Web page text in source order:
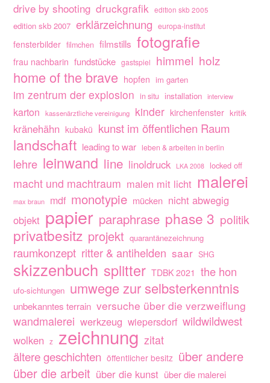
drive by shooting druckgrafik edition skb 2005
edition skb 2007 erklärzeichnung europa-institut
fensterbilder filmchen filmstills fotografie
frau nachbarin fundstücke gastspiel himmel holz
home of the brave hopfen im garten
im zentrum der explosion in situ installation interview
karton kassenärztliche vereinigung kinder kirchenfenster kritik
kränehähn kubakü kunst im öffentlichen Raum
landschaft leading to war leben & arbeiten in berlin
lehre leinwand line linoldruck LKA 2008 locked off
macht und machtraum malen mit licht malerei
max braun mdf monotypie mücken nicht abwegig
objekt papier paraphrase phase 3 politik
privatbesitz projekt quarantänezeichnung
raumkonzept ritter & antihelden saar SHG
skizzenbuch splitter TDBK 2021 the hon
ufo-sichtungen umwege zur selbsterkenntnis
unbekanntes terrain versuche über die verzweiflung
wandmalerei werkzeug wiepersdorf wildwildwest
wolken z zeichnung zitat
ältere geschichten öffentlicher besitz über andere
über die arbeit über die kunst über die malerei